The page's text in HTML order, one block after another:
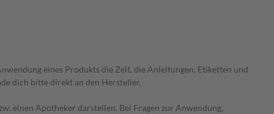
eines Produkts die Zeit, die Anleitungen, Etiketten und
dich bitte direkt an den Hersteller.
einen Apotheker darstellen. Bei Fragen zur Anwendung,